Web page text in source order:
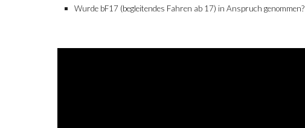
Wurde bF17 (begleitendes Fahren ab 17) in Anspruch genommen?